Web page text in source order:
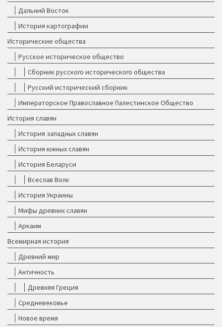
Дальний Восток
История картографии
Исторические общества
Русское историческое общество
Сборник русского исторического общества
Русский исторический сборник
Императорское Православное Палестинское Общество
История славян
История западных славян
История южных славян
История Беларуси
Всеслав Волк
История Украины
Мифы древних славян
Аркаим
Всемирная история
Древний мир
Античность
Древняя Греция
Средневековье
Новое время